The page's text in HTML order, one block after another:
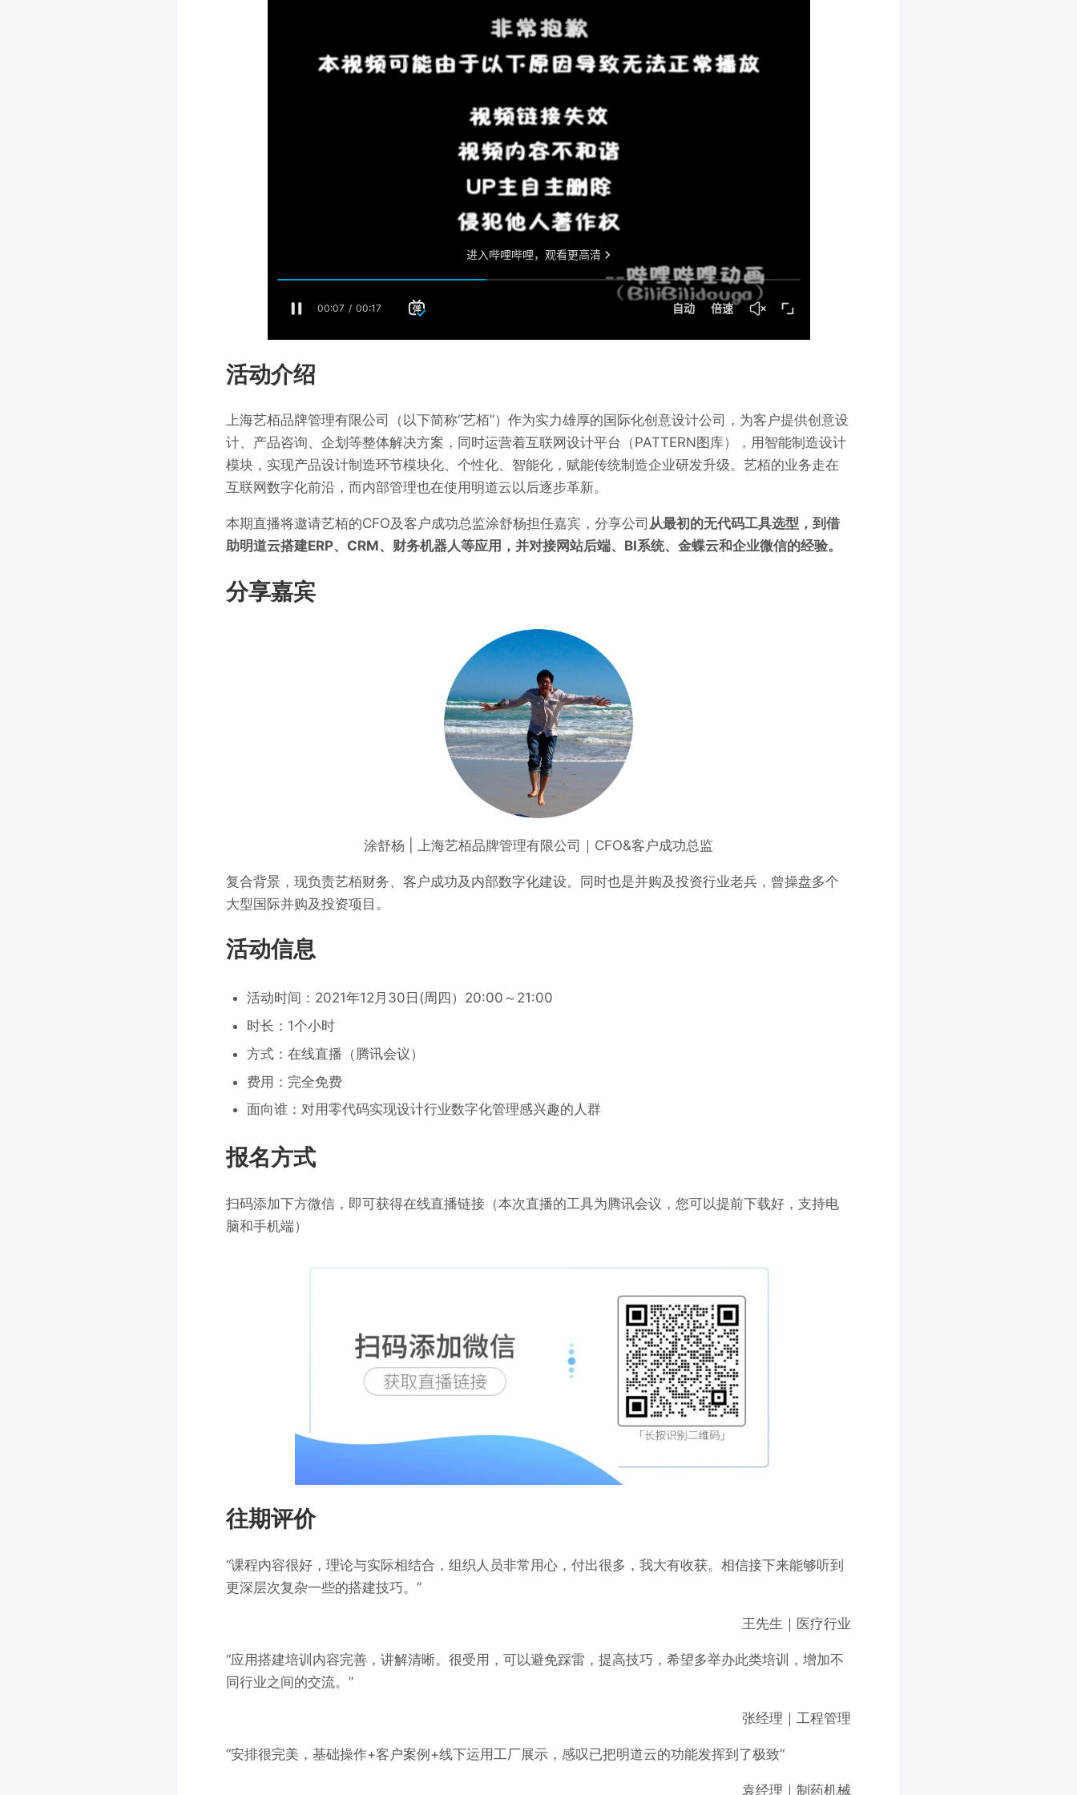
活动介绍
上海艺栢品牌管理有限公司（以下简称“艺栢”）作为实力雄厚的国际化创意设计公司，为客户提供创意设
计、产品咨询、企划等整体解决方案，同时运营着互联网设计平台（PATTERN图库），用智能制造设计
模块，实现产品设计制造环节模块化、个性化、智能化，赋能传统制造企业研发升级。艺栢的业务走在
互联网数字化前沿，而内部管理也在使用明道云以后逐步革新。
本期直播将邀请艺栢的CFO及客户成功总监涂舒杨担任嘉宾，分享公司 从最初的无代码工具选型，到借
助明道云搭建ERP、CRM、财务机器人等应用，并对接网站后端、BI系统、金蝶云和企业微信的经验。
分享嘉宾
涂舒杨 | 上海艺栢品牌管理有限公司｜CFO&客户成功总监
复合背景，现负责艺栢财务、客户成功及内部数字化建设。同时也是并购及投资行业老兵，曾操盘多个
大型国际并购及投资项目。
活动信息
活动时间：2021年12月30日(周四）20:00～21:00
时长：1个小时
方式：在线直播（腾讯会议）
费用：完全免费
面向谁：对用零代码实现设计行业数字化管理感兴趣的人群
报名方式
扫码添加下方微信，即可获得在线直播链接（本次直播的工具为腾讯会议，您可以提前下载好，支持电
脑和手机端）
往期评价
“课程内容很好，理论与实际相结合，组织人员非常用心，付出很多，我大有收获。相信接下来能够听到
更深层次复杂一些的搭建技巧。”
王先生｜医疗行业
“应用搭建培训内容完善，讲解清晰。很受用，可以避免踩雷，提高技巧，希望多举办此类培训，增加不
同行业之间的交流。”
张经理｜工程管理
“安排很完美，基础操作+客户案例+线下运用工厂展示，感叹已把明道云的功能发挥到了极致“
袁经理｜制药机械